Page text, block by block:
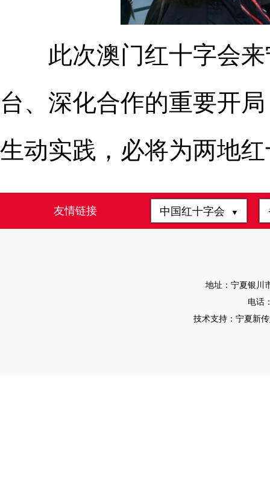
此次澳门红十字会来
台、深化合作的重要开
生动实践，必将为两地
友情链接 中国红十字会 ▼
地址：宁夏银川
电话
技术支持：宁夏新